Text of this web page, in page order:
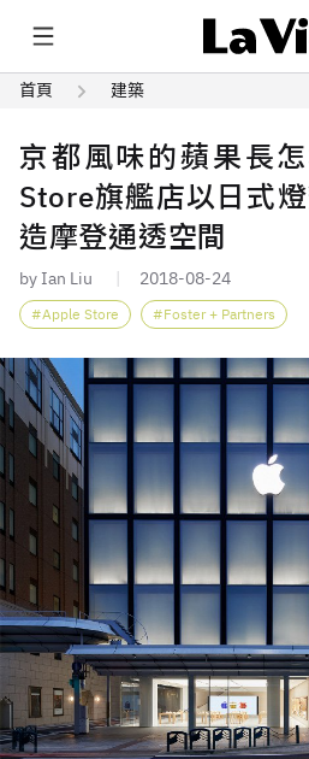
首頁 建築
京都風味的蘋果長
Store旗艦店以日式
造摩登通透空間
by Ian Liu 2018-08-24
Apple Store Foster + Partners